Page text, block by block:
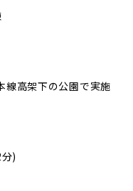
線高架下の公園で実施
)